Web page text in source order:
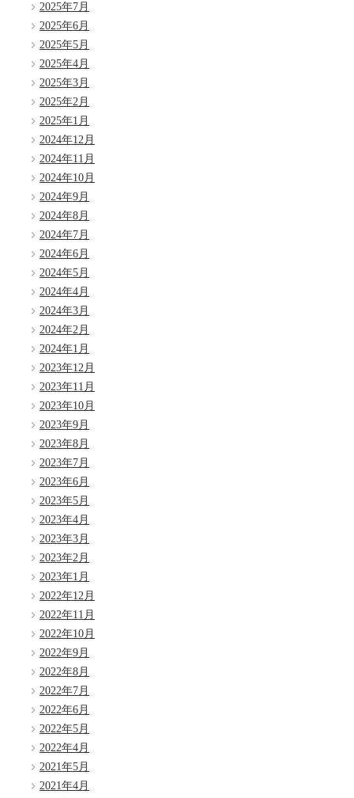
2025年7月
2025年6月
2025年5月
2025年4月
2025年3月
2025年2月
2025年1月
2024年12月
2024年11月
2024年10月
2024年9月
2024年8月
2024年7月
2024年6月
2024年5月
2024年4月
2024年3月
2024年2月
2024年1月
2023年12月
2023年11月
2023年10月
2023年9月
2023年8月
2023年7月
2023年6月
2023年5月
2023年4月
2023年3月
2023年2月
2023年1月
2022年12月
2022年11月
2022年10月
2022年9月
2022年8月
2022年7月
2022年6月
2022年5月
2022年4月
2021年5月
2021年4月